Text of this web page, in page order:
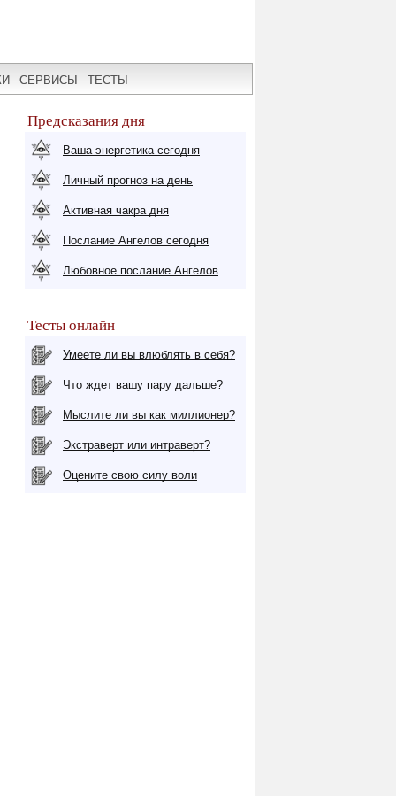
СЕРВИСЫ ТЕСТЫ
Предсказания дня
Ваша энергетика сегодня
Личный прогноз на день
Активная чакра дня
Послание Ангелов сегодня
Любовное послание Ангелов
Тесты онлайн
Умеете ли вы влюблять в себя?
Что ждет вашу пару дальше?
Мыслите ли вы как миллионер?
Экстраверт или интраверт?
Оцените свою силу воли